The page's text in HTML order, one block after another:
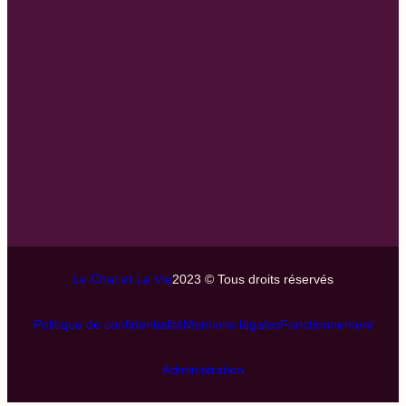
Le Chat et La Vie2023 © Tous droits réservés
Politique de confidentialitéMentions légalesFonctionnement
Administration